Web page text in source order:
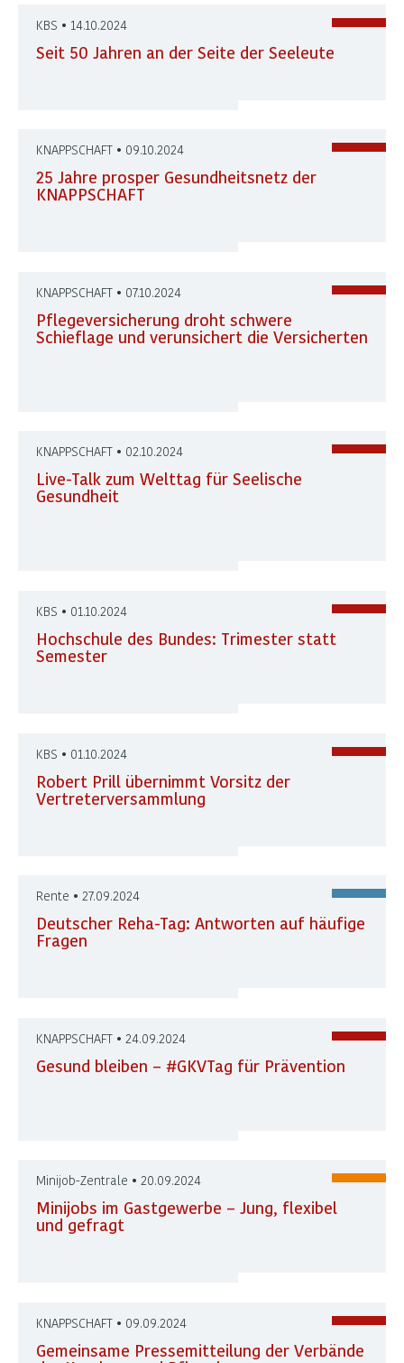
KBS • 14.10.2024
Seit 50 Jahren an der Seite der Seeleute
KNAPPSCHAFT • 09.10.2024
25 Jahre prosper Gesundheitsnetz der
KNAPPSCHAFT
KNAPPSCHAFT • 07.10.2024
Pflegeversicherung droht schwere
Schieflage und verunsichert die Versicherten
KNAPPSCHAFT • 02.10.2024
Live-Talk zum Welttag für Seelische
Gesundheit
KBS • 01.10.2024
Hochschule des Bundes: Trimester statt
Semester
KBS • 01.10.2024
Robert Prill übernimmt Vorsitz der
Vertreterversammlung
Rente • 27.09.2024
Deutscher Reha-Tag: Antworten auf häufige
Fragen
KNAPPSCHAFT • 24.09.2024
Gesund bleiben – #GKVTag für Prävention
Minijob-Zentrale • 20.09.2024
Minijobs im Gastgewerbe – Jung, flexibel
und gefragt
KNAPPSCHAFT • 09.09.2024
Gemeinsame Pressemitteilung der Verbände